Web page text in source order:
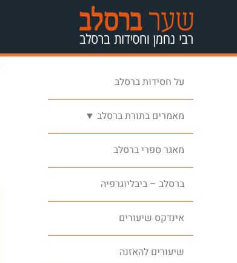
על חסידות ברסלב
מאמרים בתורת ברסלב ▼
מאגר ספרי ברסלב
ברסלב – ביבליוגרפיה
אינדקס שיעורים
שיעורים להאזנה